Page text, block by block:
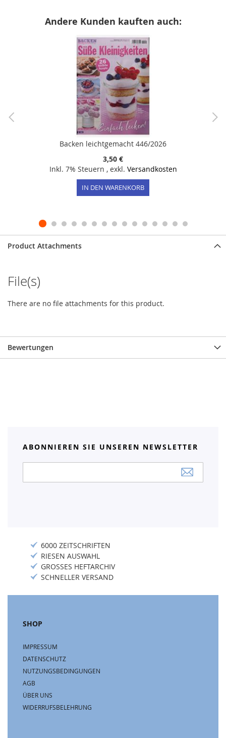
Andere Kunden kauften auch:
Backen leichtgemacht 446/2026
3,50 €
Inkl. 7% Steuern , exkl. Versandkosten
IN DEN WARENKORB
Product Attachments
File(s)
There are no file attachments for this product.
Bewertungen
ABONNIEREN SIE UNSEREN NEWSLETTER
Newsletter:
6000 ZEITSCHRIFTEN
RIESEN AUSWAHL
GROSSES HEFTARCHIV
SCHNELLER VERSAND
SHOP
IMPRESSUM
DATENSCHUTZ
NUTZUNGSBEDINGUNGEN
AGB
ÜBER UNS
WIDERRUFSBELEHRUNG